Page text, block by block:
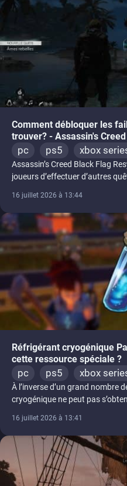
Comment débloquer les
trouver? - Assassin's
pc ps5 xbox
Assassin’s Creed Black Flag
joueurs d’effectuer d’autres
16 juillet 2026 à 13:44
Réfrigérant cryogénique
cette ressource spéciale ?
pc ps5 xbox
À l’inverse d’un grand nombre
cryogénique ne peut pas
16 juillet 2026 à 13:41